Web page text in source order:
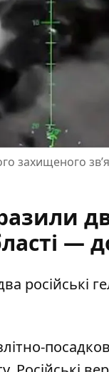
захищеного
—
російські